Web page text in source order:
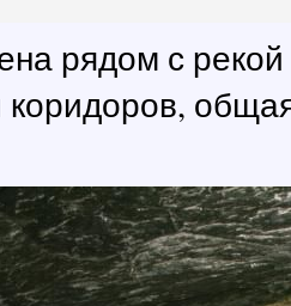
рядом с
коридоров,